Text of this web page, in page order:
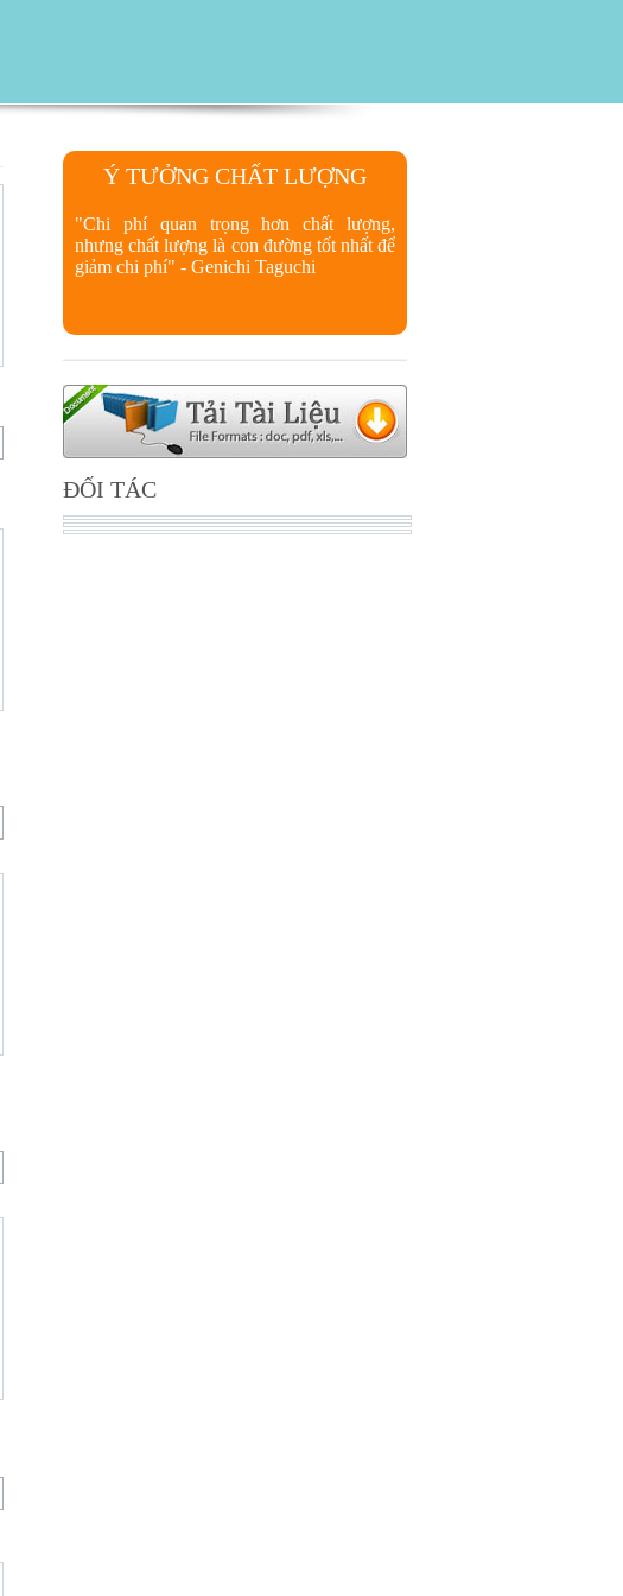
Ý TƯỞNG CHẤT LƯỢNG
"Chi phí quan trọng hơn chất lượng,
nhưng chất lượng là con đường tốt nhất để
giảm chi phí" - Genichi Taguchi
ĐỐI TÁC